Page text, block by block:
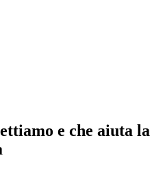
e che aiuta la